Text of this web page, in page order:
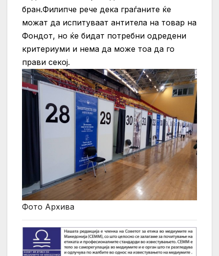
бран.Филипче рече дека граѓаните ќе
можат да испитуваат антитела на товар на
Фондот, но ќе бидат потребни одредени
критериуми и нема да може тоа да го
прави секој.
Фото Архива